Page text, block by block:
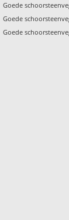
Goede
Goede
Goede